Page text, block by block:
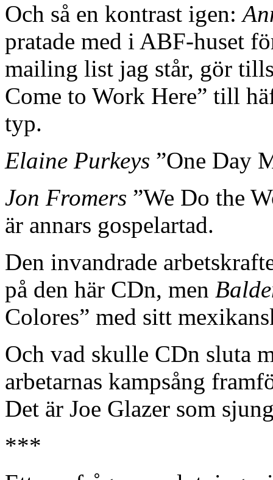
Och så en kontrast igen:
pratade med i ABF-huset
mailing list jag står, gör
Come to Work Here” till
typ.
Elaine Purkeys ”One Day
Jon Fromers ”We Do the
är annars gospelartad.
Den invandrade
på den här CDn, men
Colores” med sitt
Och vad skulle CDn sluta
arbetarnas kampsång
Det är Joe Glazer som
***